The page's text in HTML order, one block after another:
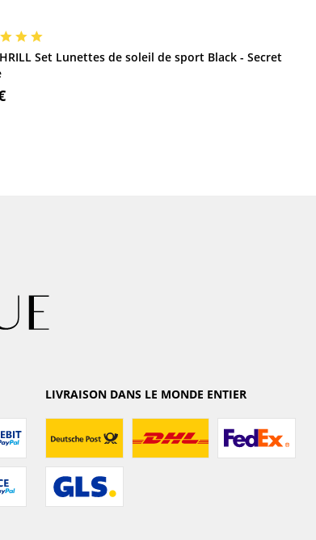
Set Lunettes de soleil de sport Black - Secret
LIVRAISON DANS LE MONDE ENTIER